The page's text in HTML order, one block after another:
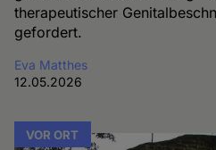
therapeutischer
gefordert.
Eva Matthes
12.05.2026
VOR ORT